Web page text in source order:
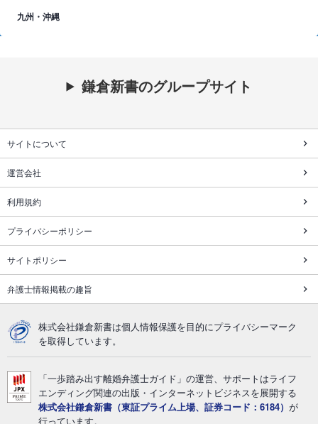
九州・沖縄
鎌倉新書のグループサイト
サイトについて
運営会社
利用規約
プライバシーポリシー
サイトポリシー
弁護士情報掲載の趣旨
株式会社鎌倉新書は個人情報保護を目的にプライバシーマーク
を取得しています。
「一歩踏み出す離婚弁護士ガイド」の運営、サポートはライフ
エンディング関連の出版・インターネットビジネスを展開する
株式会社鎌倉新書（東証プライム上場、証券コード：6184） が
行っています。